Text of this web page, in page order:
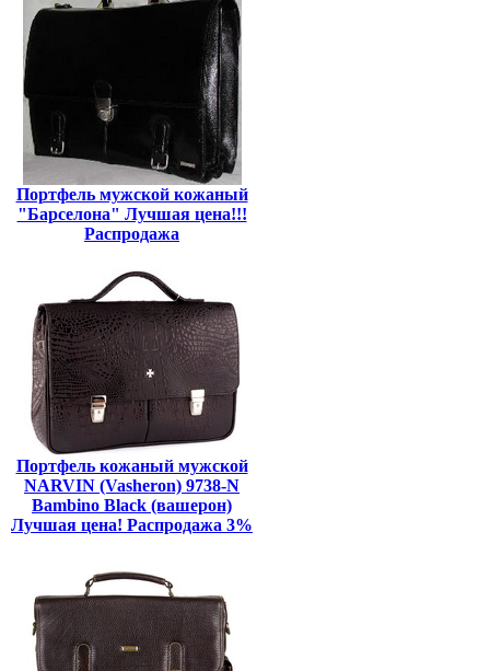
Портфель мужской кожаный
"Барселона" Лучшая цена!!!
Распродажа
Портфель кожаный мужской
NARVIN (Vasheron) 9738-N
Bambino Black (вашерон)
Лучшая цена! Распродажа 3%